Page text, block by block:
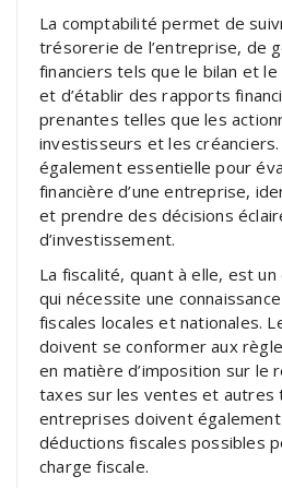
La comptabilité permet de
trésorerie de l’entreprise, de
financiers tels que le bilan et
et d’établir des rapports
prenantes telles que les
investisseurs et les
également essentielle pour
financière d’une entreprise,
et prendre des décisions
d’investissement.
La fiscalité, quant à elle, est
qui nécessite une
fiscales locales et nationales.
doivent se conformer aux
en matière d’imposition sur le
taxes sur les ventes et autres
entreprises doivent
déductions fiscales possibles
charge fiscale.